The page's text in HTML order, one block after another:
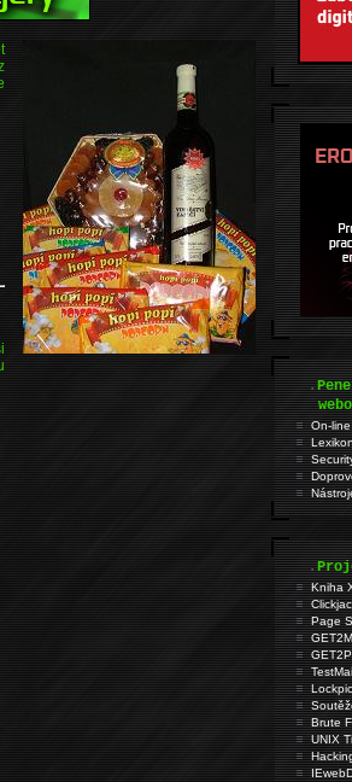
.
On-
.
Kniha
Page
Brute
UNIX